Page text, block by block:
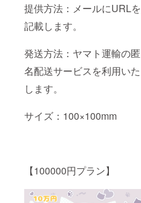
提供方法：メールにURLを
記載します。
発送方法：ヤマト運輸の匿
名配送サービスを利用いた
します。
サイズ：100×100mm
【100000円プラン】